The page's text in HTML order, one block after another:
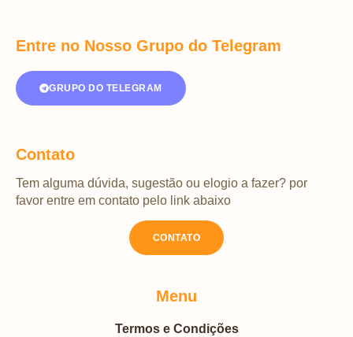
Menu
Termos e Condições
Entre no Nosso Grupo do Telegram
GRUPO DO TELEGRAM
Contato
Tem alguma dúvida, sugestão ou elogio a fazer? por
favor entre em contato pelo link abaixo
CONTATO